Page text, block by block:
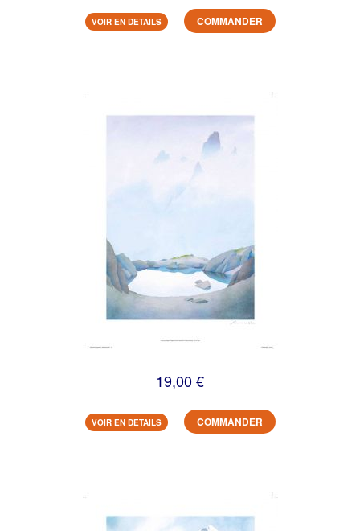
VOIR EN DETAILS COMMANDER
19,00 €
VOIR EN DETAILS COMMANDER